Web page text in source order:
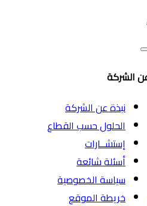
الشركة
نبذة عن الشركة
الحلول حسب القطاع
إستشــارات
أسئلة شائعة
سياسة الخصوصية
خريطة الموقع